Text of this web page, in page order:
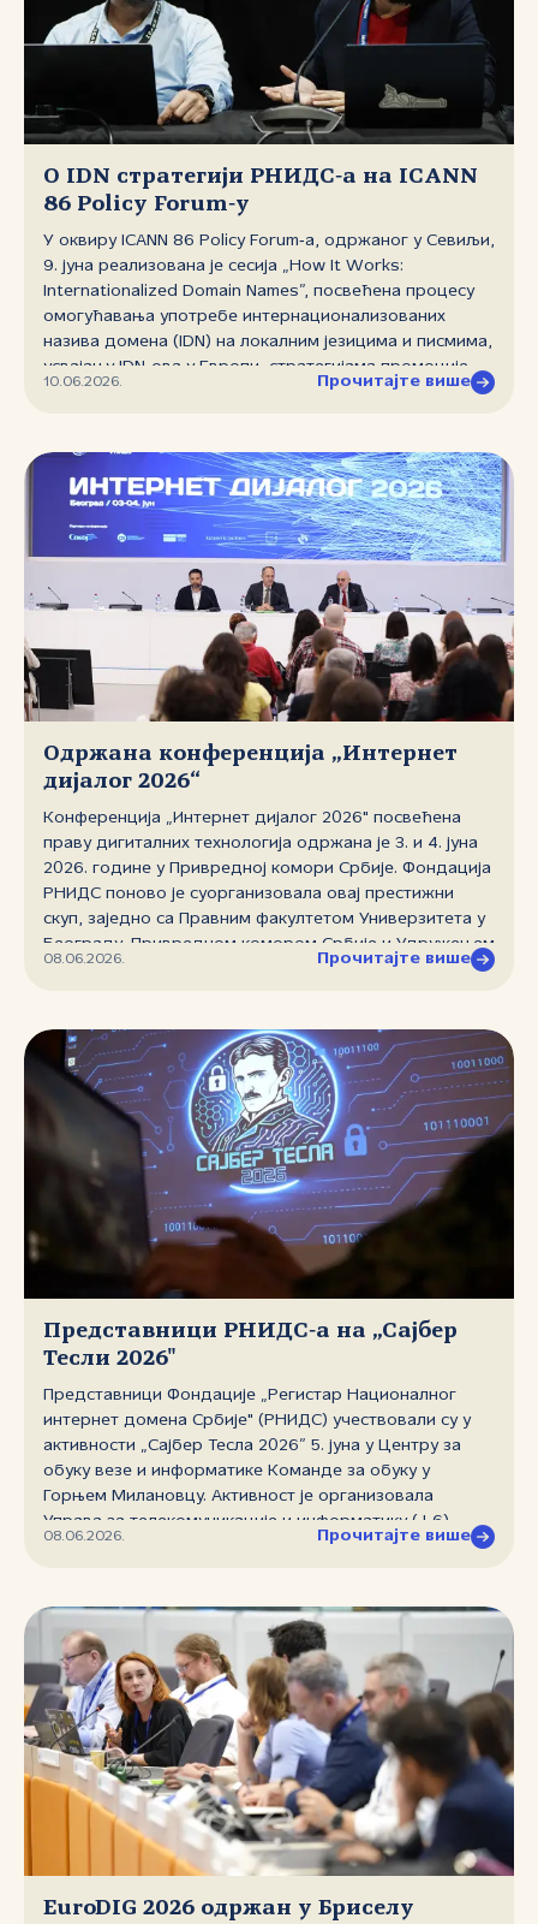
О IDN стратегији РНИДС‑а на ICANN
86 Policy Forum‑у
У оквиру ICANN 86 Policy Forum‑a, одржаног у Севиљи,
9. јуна реализована је сесија „How It Works:
Internationalized Domain Names”, посвећена процесу
омогућавања употребе интернационализованих
назива домена (IDN) на локалним језицима и писмима,
усвајању IDN‑ова у Европи, стратегијама промоције
истих и Универзалној прихватљивости (UA). Сесију је
омогућавања IDN‑ова кроз стандарде IDNA 2008 и
Label Generation Rules (LGR). Регина Фушкова из
регистра EURid представила је стање усвајања
IDN‑ова у Европи, са посебним освртом на резултате
новог издања извештаја IDNWorldReport.eu. Кључни
налази извештаја показују да је тржиште IDN‑ова и
даље концентрисано и у благом паду, да се техничка
спремност постепено побољшава, али да свест
корисника остаје највећа препрека ширем усвајању.
10.06.2026. Прочитајте више
Одржана конференција „Интернет
дијалог 2026“
Конференција „Интернет дијалог 2026" посвећена
праву дигиталних технологија одржана је 3. и 4. јуна
2026. године у Привредној комори Србије. Фондација
РНИДС поново је суорганизовала овај престижни
скуп, заједно са Правним факултетом Универзитета у
Београду, Привредном комором Србије и Удружењем
за право и технологију. Конференција се одржава од
привреднике и адвокате. Главне теме овогодишњег
издања биле су креативне индустрије и дигиталне
платформе.
08.06.2026. Прочитајте више
Представници РНИДС‑а на „Сајбер
Тесли 2026"
Представници Фондације „Регистар Националног
интернет домена Србије" (РНИДС) учествовали су у
активности „Сајбер Тесла 2026” 5. јуна у Центру за
обуку везе и информатике Команде за обуку у
Горњем Милановцу. Активност је организовала
Управа за телекомуникације и информатику (Ј‑6)
08.06.2026. Прочитајте више
EuroDIG 2026 одржан у Бриселу